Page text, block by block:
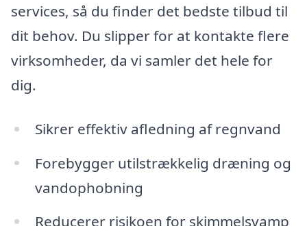
services, så du finder det bedste tilbud til
dit behov. Du slipper for at kontakte flere
virksomheder, da vi samler det hele for
dig.
Sikrer effektiv afledning af regnvand
Forebygger utilstrækkelig dræning og
vandophobning
Reducerer risikoen for skimmelsvamp